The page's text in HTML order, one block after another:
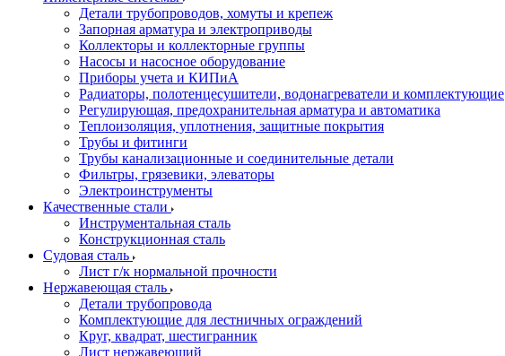
Детали трубопроводов, хомуты и крепеж
Запорная арматура и электроприводы
Коллекторы и коллекторные группы
Насосы и насосное оборудование
Приборы учета и КИПиА
Радиаторы, полотенцесушители, водонагреватели и комплектующие
Регулирующая, предохранительная арматура и автоматика
Теплоизоляция, уплотнения, защитные покрытия
Трубы и фитинги
Трубы канализационные и соединительные детали
Фильтры, грязевики, элеваторы
Электроинструменты
Качественные стали
Инструментальная сталь
Конструкционная сталь
Судовая сталь
Лист г/к нормальной прочности
Нержавеющая сталь
Детали трубопровода
Комплектующие для лестничных ограждений
Круг, квадрат, шестигранник
Лист нержавеющий